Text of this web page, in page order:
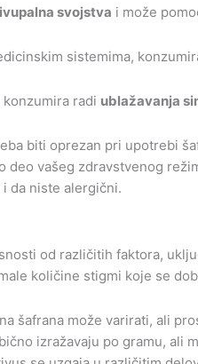
svojstva i može
sistemima,
radi ublažavanja
biti oprezan pri upotrebi
deo vašeg zdravstvenog
da niste alergični.
od različitih faktora,
količine stigmi koje se
šafrana može varirati, ali
izražavaju po gramu, ali